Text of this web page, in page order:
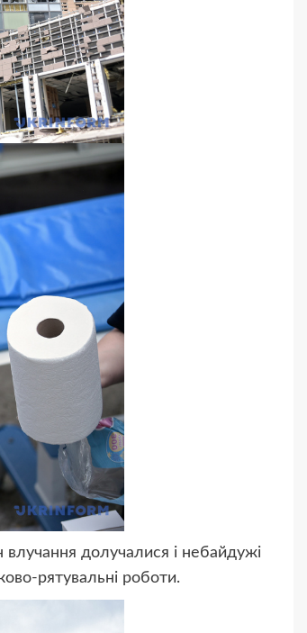
влучання долучалися і небайдужі
рятувальні роботи.